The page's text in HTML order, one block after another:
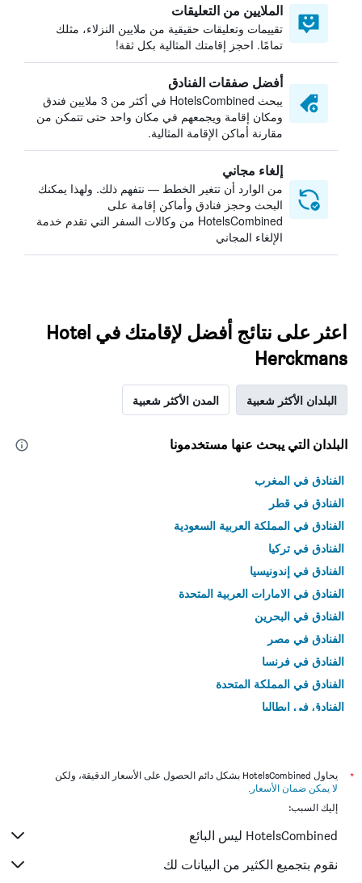
الملايين من التعليقات
تقييمات وتعليقات حقيقية من ملايين النزلاء، مثلك
تمامًا. احجز إقامتك المثالية بكل ثقة!
أفضل صفقات الفنادق
يبحث HotelsCombined في أكثر من 3 ملايين فندق
ومكان إقامة ويجمعهم في مكان واحد حتى تتمكن من
مقارنة أماكن الإقامة المثالية.
إلغاء مجاني
من الوارد أن تتغير الخطط — نتفهم ذلك. ولهذا يمكنك
البحث وحجز فنادق وأماكن إقامة على
HotelsCombined من وكالات السفر التي تقدم خدمة
الإلغاء المجاني
اعثر على نتائج أفضل لإقامتك في Hotel
Herckmans
البلدان الأكثر شعبية المدن الأكثر شعبية
البلدان التي يبحث عنها مستخدمونا
الفنادق في المغرب
الفنادق في قطر
الفنادق في المملكة العربية السعودية
الفنادق في تركيا
الفنادق في إندونيسيا
الفنادق في الامارات العربية المتحدة
الفنادق في البحرين
الفنادق في مصر
الفنادق في فرنسا
الفنادق في المملكة المتحدة
الفنادق في إيطاليا
*
يحاول HotelsCombined بشكل دائم الحصول على الأسعار الدقيقة، ولكن
لا يمكن ضمان الأسعار .
إليك السبب:
HotelsCombined ليس البائع
نقوم بتجميع الكثير من البيانات لك